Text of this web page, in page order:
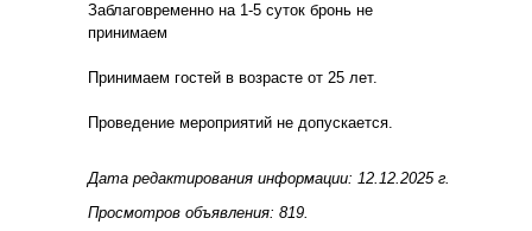
Заблаговременно на 1-5 суток бронь не
принимаем
Принимаем гостей в возрасте от 25 лет.
Проведение мероприятий не допускается.
Дата редактирования информации: 12.12.2025 г.
Просмотров объявления: 819.